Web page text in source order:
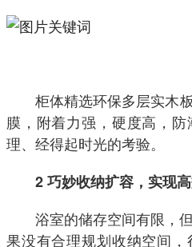
柜体精选环保多层实木
膜，附着力强，硬度高，
理、经得起时光的考验。
2 巧妙收纳扩容，实现
浴室的储存空间有限，
果没有合理规划收纳空间